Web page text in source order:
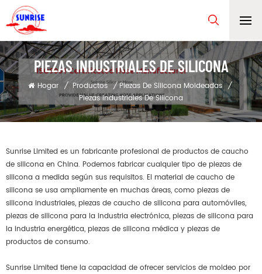
PIEZAS INDUSTRIALES DE SILICONA
Hogar / Productos / Piezas De Silicona Moldeadas /
Piezas Industriales De Silicona
Sunrise Limited es un fabricante profesional de productos de caucho
de silicona en China. Podemos fabricar cualquier tipo de piezas de
silicona a medida según sus requisitos. El material de caucho de
silicona se usa ampliamente en muchas áreas, como piezas de
silicona industriales, piezas de caucho de silicona para automóviles,
piezas de silicona para la industria electrónica, piezas de silicona para
la industria energética, piezas de silicona médica y piezas de
productos de consumo.
Sunrise Limited tiene la capacidad de ofrecer servicios de moldeo por